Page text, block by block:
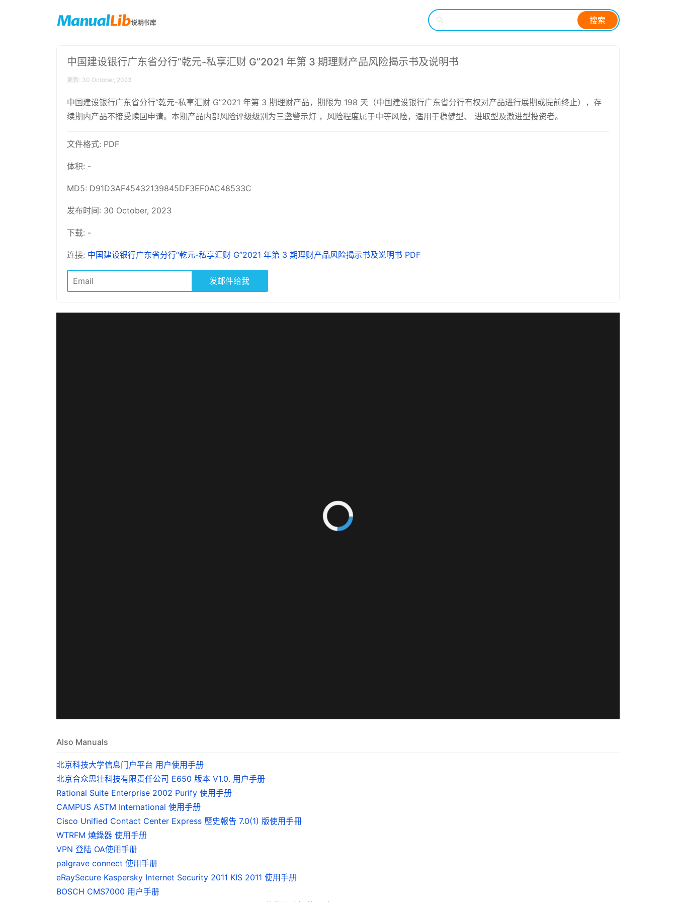
搜索
中国建设银行广东省分行“乾元-私享汇财 G”2021 年第 3 期理财产品风险揭示书及说明书
更新: 30 October, 2023
中国建设银行广东省分行“乾元-私享汇财 G”2021 年第 3 期理财产品，期限为 198 天（中国建设银行广东省分行有权对产品进行展期或提前终止），存
续期内产品不接受赎回申请。本期产品内部风险评级级别为三盏警示灯 ，风险程度属于中等风险，适用于稳健型、 进取型及激进型投资者。
文件格式: PDF
体积: -
MD5: D91D3AF45432139845DF3EF0AC48533C
发布时间: 30 October, 2023
下载: -
连接: 中国建设银行广东省分行“乾元-私享汇财 G”2021 年第 3 期理财产品风险揭示书及说明书 PDF
发邮件给我
Also Manuals
北京科技大学信息门户平台 用户使用手册
北京合众思壮科技有限责任公司 E650 版本 V1.0. 用户手册
Rational Suite Enterprise 2002 Purify 使用手册
CAMPUS ASTM International 使用手册
Cisco Unified Contact Center Express 歷史報告 7.0(1) 版使用手冊
WTRFM 燒錄器 使用手册
VPN 登陆 OA使用手册
palgrave connect 使用手册
eRaySecure Kaspersky Internet Security 2011 KIS 2011 使用手册
BOSCH CMS7000 用户手册